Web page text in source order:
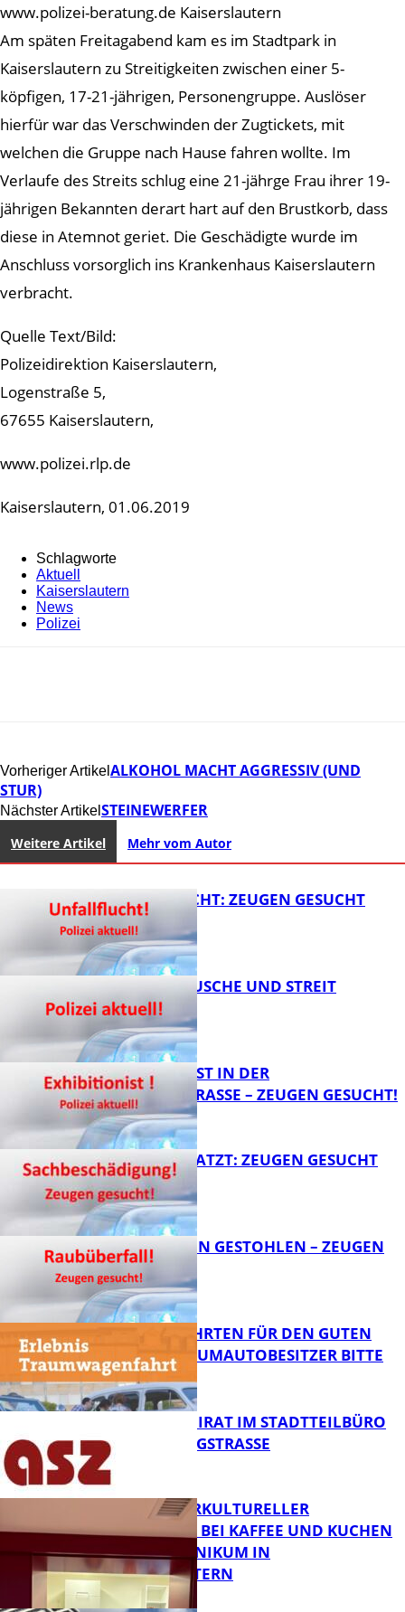
www.polizei-beratung.de Kaiserslautern
Am späten Freitagabend kam es im Stadtpark in
Kaiserslautern zu Streitigkeiten zwischen einer 5-
köpfigen, 17-21-jährigen, Personengruppe. Auslöser
hierfür war das Verschwinden der Zugtickets, mit
welchen die Gruppe nach Hause fahren wollte. Im
Verlaufe des Streits schlug eine 21-jährge Frau ihrer 19-
jährigen Bekannten derart hart auf den Brustkorb, dass
diese in Atemnot geriet. Die Geschädigte wurde im
Anschluss vorsorglich ins Krankenhaus Kaiserslautern
verbracht.
Quelle Text/Bild:
Polizeidirektion Kaiserslautern,
Logenstraße 5,
67655 Kaiserslautern,
www.polizei.rlp.de
Kaiserslautern, 01.06.2019
Schlagworte
Aktuell
Kaiserslautern
News
Polizei
Vorheriger Artikel ALKOHOL MACHT AGGRESSIV (UND
STUR)
Nächster Artikel STEINEWERFER
Weitere Artikel Mehr vom Autor
UNFALLFLUCHT: ZEUGEN GESUCHT
KNALLGERÄUSCHE UND STREIT
EXHIBITIONIST IN DER
VELMANNSTRASSE – ZEUGEN GESUCHT!
AUTO ZERKRATZT: ZEUGEN GESUCHT
FB News
TEURE KETTEN GESTOHLEN – ZEUGEN
GESUCHT!
FB News
SPENDENFAHRTEN FÜR DEN GUTEN
ZWECK – TRAUMAUTOBESITZER BITTE
MELDEN!
FB News
SENIORENBEIRAT IM STADTTEILBÜRO
IN DER KÖNIGSTRASSE
NEUER INTERKULTURELLER
TREFFPUNKT BEI KAFFEE UND KUCHEN
IM PFALZKLINIKUM IN
KAISERSLAUTERN